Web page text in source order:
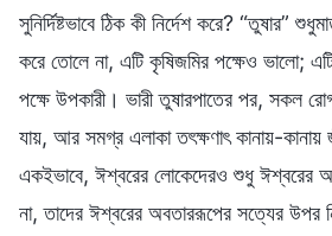
সুনির্দিষ্টভাবে ঠিক কী নির্দেশ করে? “তুষার”
করে তোলে না, এটি কৃষিজমির পক্ষেও ভালো;
পক্ষে উপকারী। ভারী তুষারপাতের পর, সকল
যায়, আর সমগ্র এলাকা তৎক্ষণাৎ কানায়-কানায়
একইভাবে, ঈশ্বরের লোকেদেরও শুধু ঈশ্বরের
না, তাদের ঈশ্বরের অবতাররূপের সত্যের উপর